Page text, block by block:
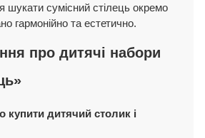
шукати сумісний стілець окремо
гармонійно та естетично.
про дитячі набори
купити дитячий столик і